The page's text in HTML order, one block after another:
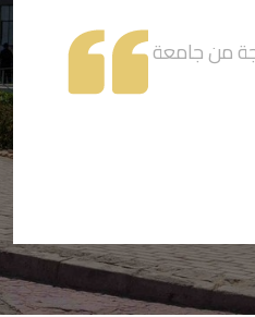
من جامعة